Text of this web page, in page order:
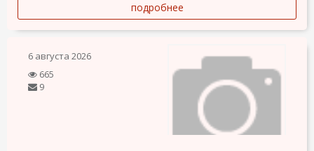
подробнее
6 августа 2026
665
9